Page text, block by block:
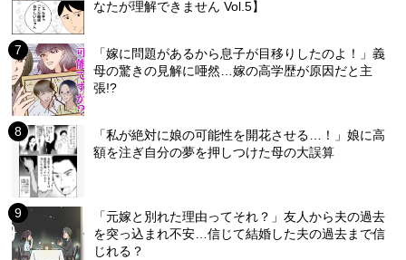
なたが理解できません Vol.5】
「嫁に問題があるから息子が目移りしたのよ！」義
母の驚きの見解に唖然…嫁の高学歴が原因だと主
張!?
「私が絶対に娘の可能性を開花させる…！」娘に高
額を注ぎ自分の夢を押しつけた母の大誤算
「元嫁と別れた理由ってそれ？」友人から夫の過去
を突っ込まれ不安…信じて結婚した夫の過去まで信
じれる？